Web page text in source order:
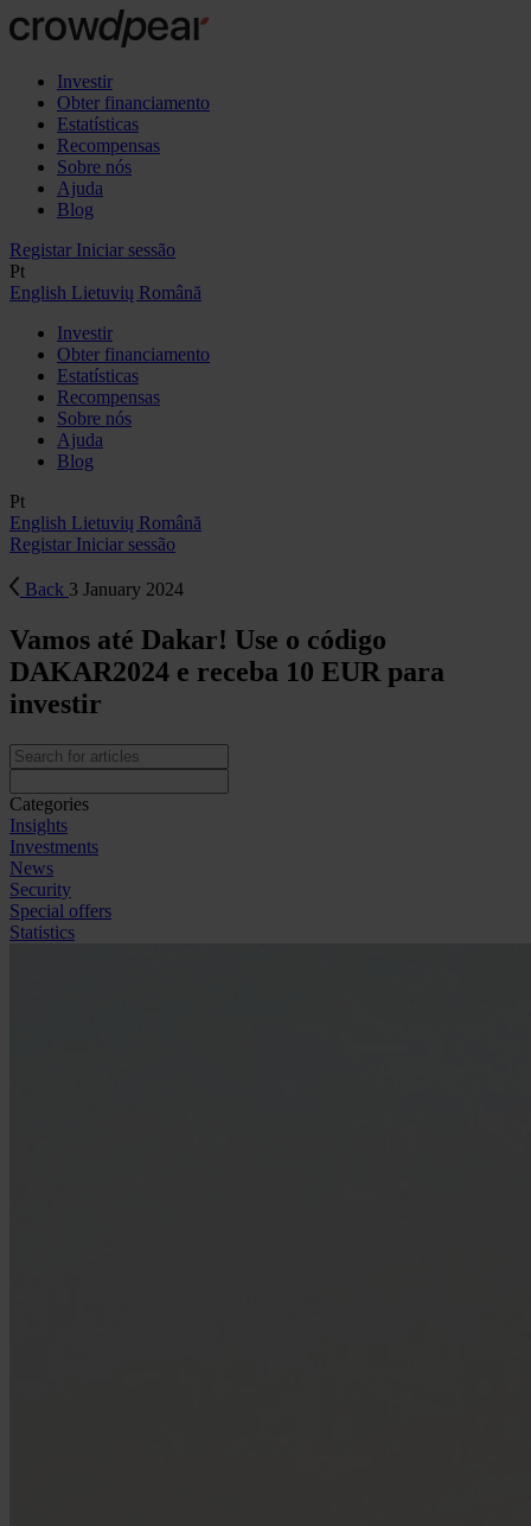
Investir
Obter financiamento
Estatísticas
Recompensas
Sobre nós
Ajuda
Blog
Registar Iniciar sessão
Pt
English Lietuvių Română
Investir
Obter financiamento
Estatísticas
Recompensas
Sobre nós
Ajuda
Blog
Pt
English Lietuvių Română
Registar Iniciar sessão
Back 3 January 2024
Vamos até Dakar! Use o código
DAKAR2024 e receba 10 EUR para
investir
Categories
Insights
Investments
News
Security
Special offers
Statistics